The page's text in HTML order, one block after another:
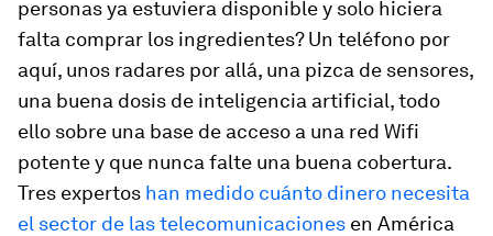
personas ya estuviera disponible y solo hiciera
falta comprar los ingredientes? Un teléfono por
aquí, unos radares por allá, una pizca de sensores,
una buena dosis de inteligencia artificial, todo
ello sobre una base de acceso a una red Wifi
potente y que nunca falte una buena cobertura.
Tres expertos han medido cuánto dinero necesita
el sector de las telecomunicaciones en América